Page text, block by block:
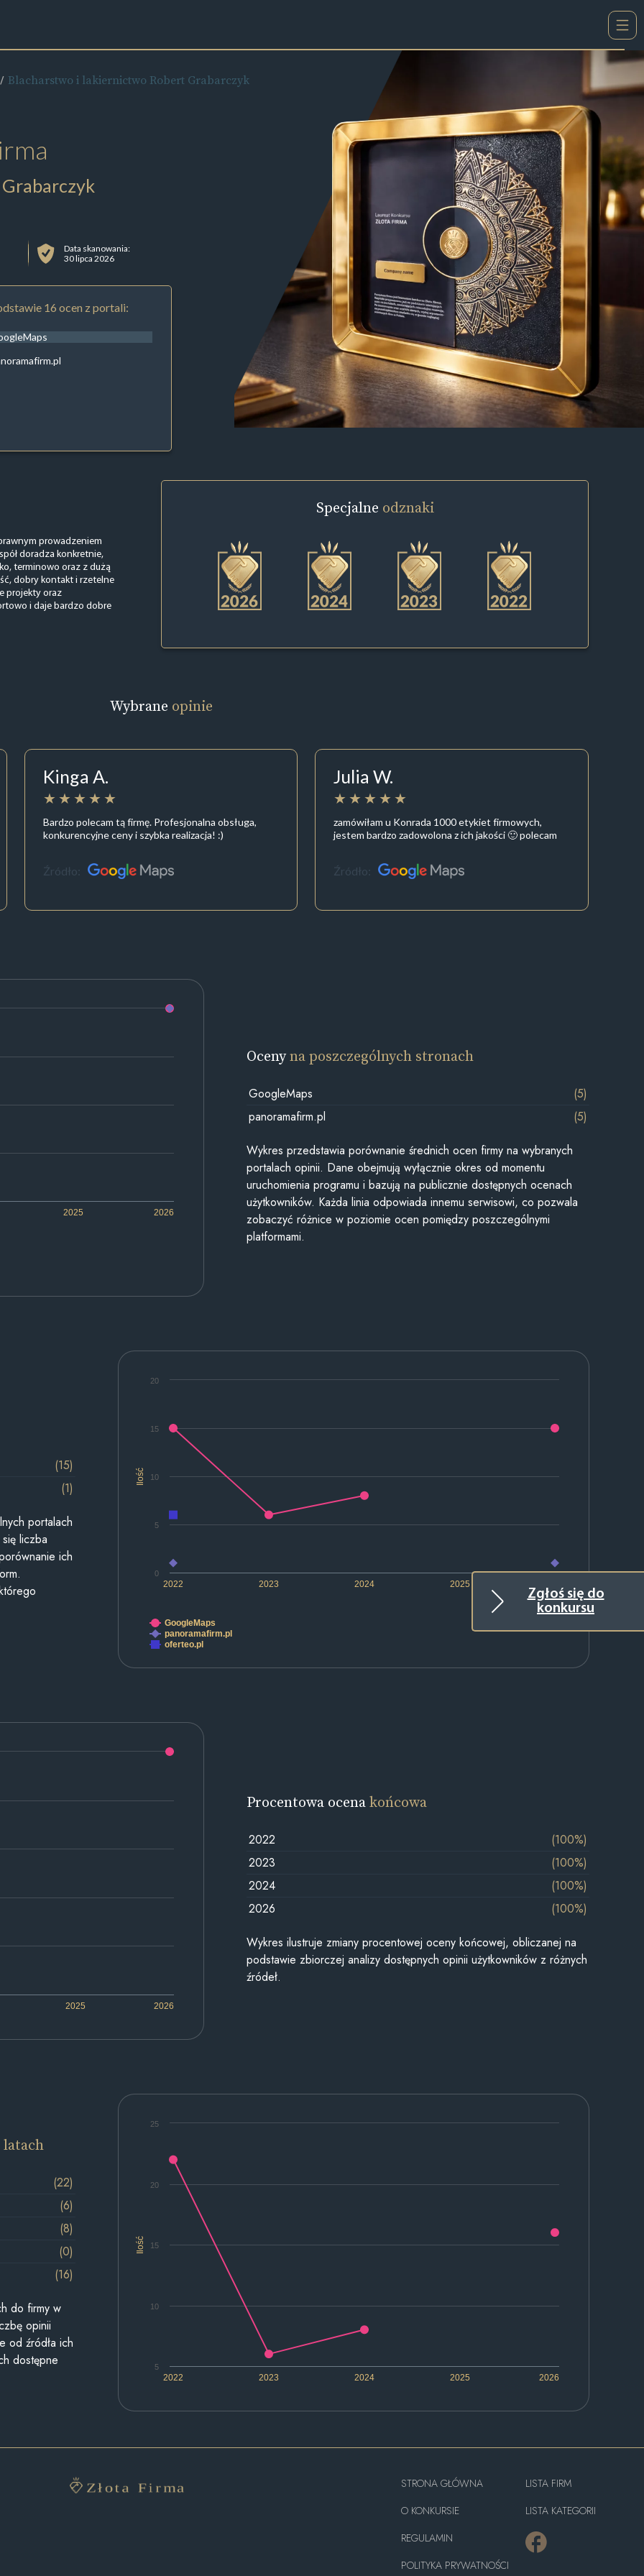
Zgłoś się do
konkursu
Blacharstwo i lakiernictwo Robert Grabarczyk
Data skanowania:
30 lipca 2026
16 ocen z portali:
prowadzeniem
doradza konkretnie,
terminowo oraz z dużą
dobry kontakt i rzetelne
projekty oraz
i daje bardzo dobre
Specjalne odznaki
Wybrane opinie
Kinga A.
Bardzo polecam tą firmę. Profesjonalna obsługa,
konkurencyjne ceny i szybka realizacja! :)
Źródło:
Julia W.
zamówiłam u Konrada 1000 etykiet firmowych,
jestem bardzo zadowolona z ich jakości 🙂 polecam
Źródło:
2025 2026
Ocenyna poszczególnych stronach
GoogleMaps
(5)
panoramafirm.pl
(5)
Wykres przedstawia porównanie średnich ocen firmy na wybranych
portalach opinii. Dane obejmują wyłącznie okres od momentu
uruchomienia programu i bazują na publicznie dostępnych ocenach
użytkowników. Każda linia odpowiada innemu serwisowi, co pozwala
zobaczyć różnice w poziomie ocen pomiędzy poszczególnymi
platformami.
Ilość
2022 2023 2024 2025
0
10
5
15
20
GoogleMaps
panoramafirm.pl
oferteo.pl
(15)
(1)
portalach
liczba
ich
2025 2026
Procentowa ocenakońcowa
2022
(100%)
2023
(100%)
2024
(100%)
2026
(100%)
Wykres ilustruje zmiany procentowej oceny końcowej, obliczanej na
podstawie zbiorczej analizy dostępnych opinii użytkowników z różnych
źródeł.
Ilość
2022 2023 2024 2025 2026
5
10
15
20
25
latach
(22)
(6)
(8)
(0)
(16)
do firmy w
opinii
od źródła ich
dostępne
STRONA GŁÓWNA
O KONKURSIE
REGULAMIN
POLITYKA PRYWATNOŚCI
LISTA FIRM
LISTA KATEGORII